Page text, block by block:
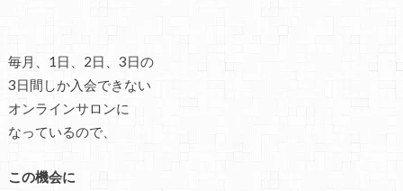
毎月、1日、2日、3日の
3日間しか入会できない
オンラインサロンに
なっているので、
この機会に